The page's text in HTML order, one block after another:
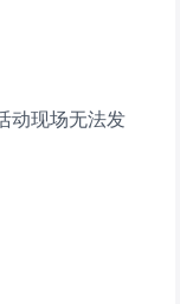
动现场无法发